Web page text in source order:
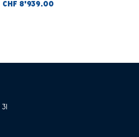
and outputs on XLR & HDMI
CHF 8'939.00